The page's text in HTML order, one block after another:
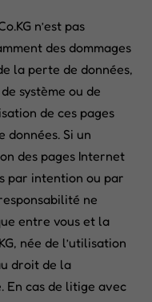
n’est pas
des dommages
la perte de données,
système ou de
de ces pages
Si un
des pages Internet
par intention ou par
ne
entre vous et la
née de l’utilisation
droit de la
En cas de litige avec